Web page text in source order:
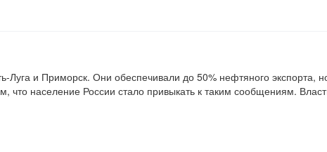
и Приморск. Они обеспечивали до 50% нефтяного экспорта,